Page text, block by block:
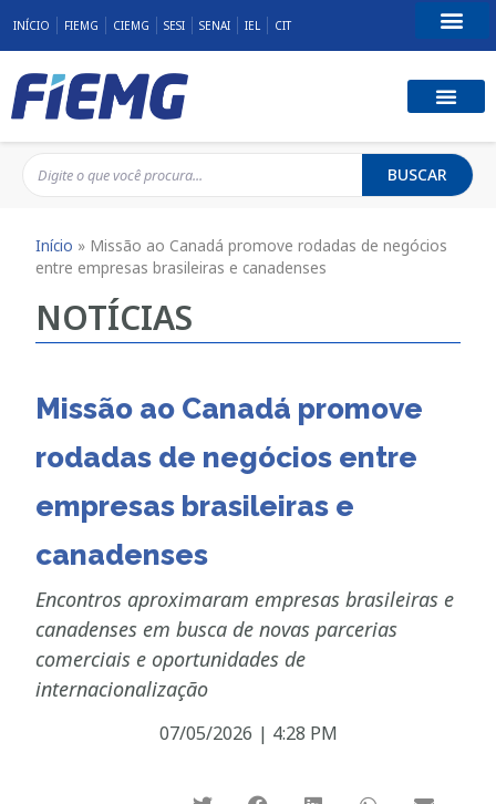
INÍCIO FIEMG CIEMG SESI SENAI IEL CIT
BUSCAR
Início » Missão ao Canadá promove rodadas de negócios
entre empresas brasileiras e canadenses
NOTÍCIAS
Missão ao Canadá promove
rodadas de negócios entre
empresas brasileiras e
canadenses
Encontros aproximaram empresas brasileiras e
canadenses em busca de novas parcerias
comerciais e oportunidades de
internacionalização
07/05/2026 | 4:28 PM